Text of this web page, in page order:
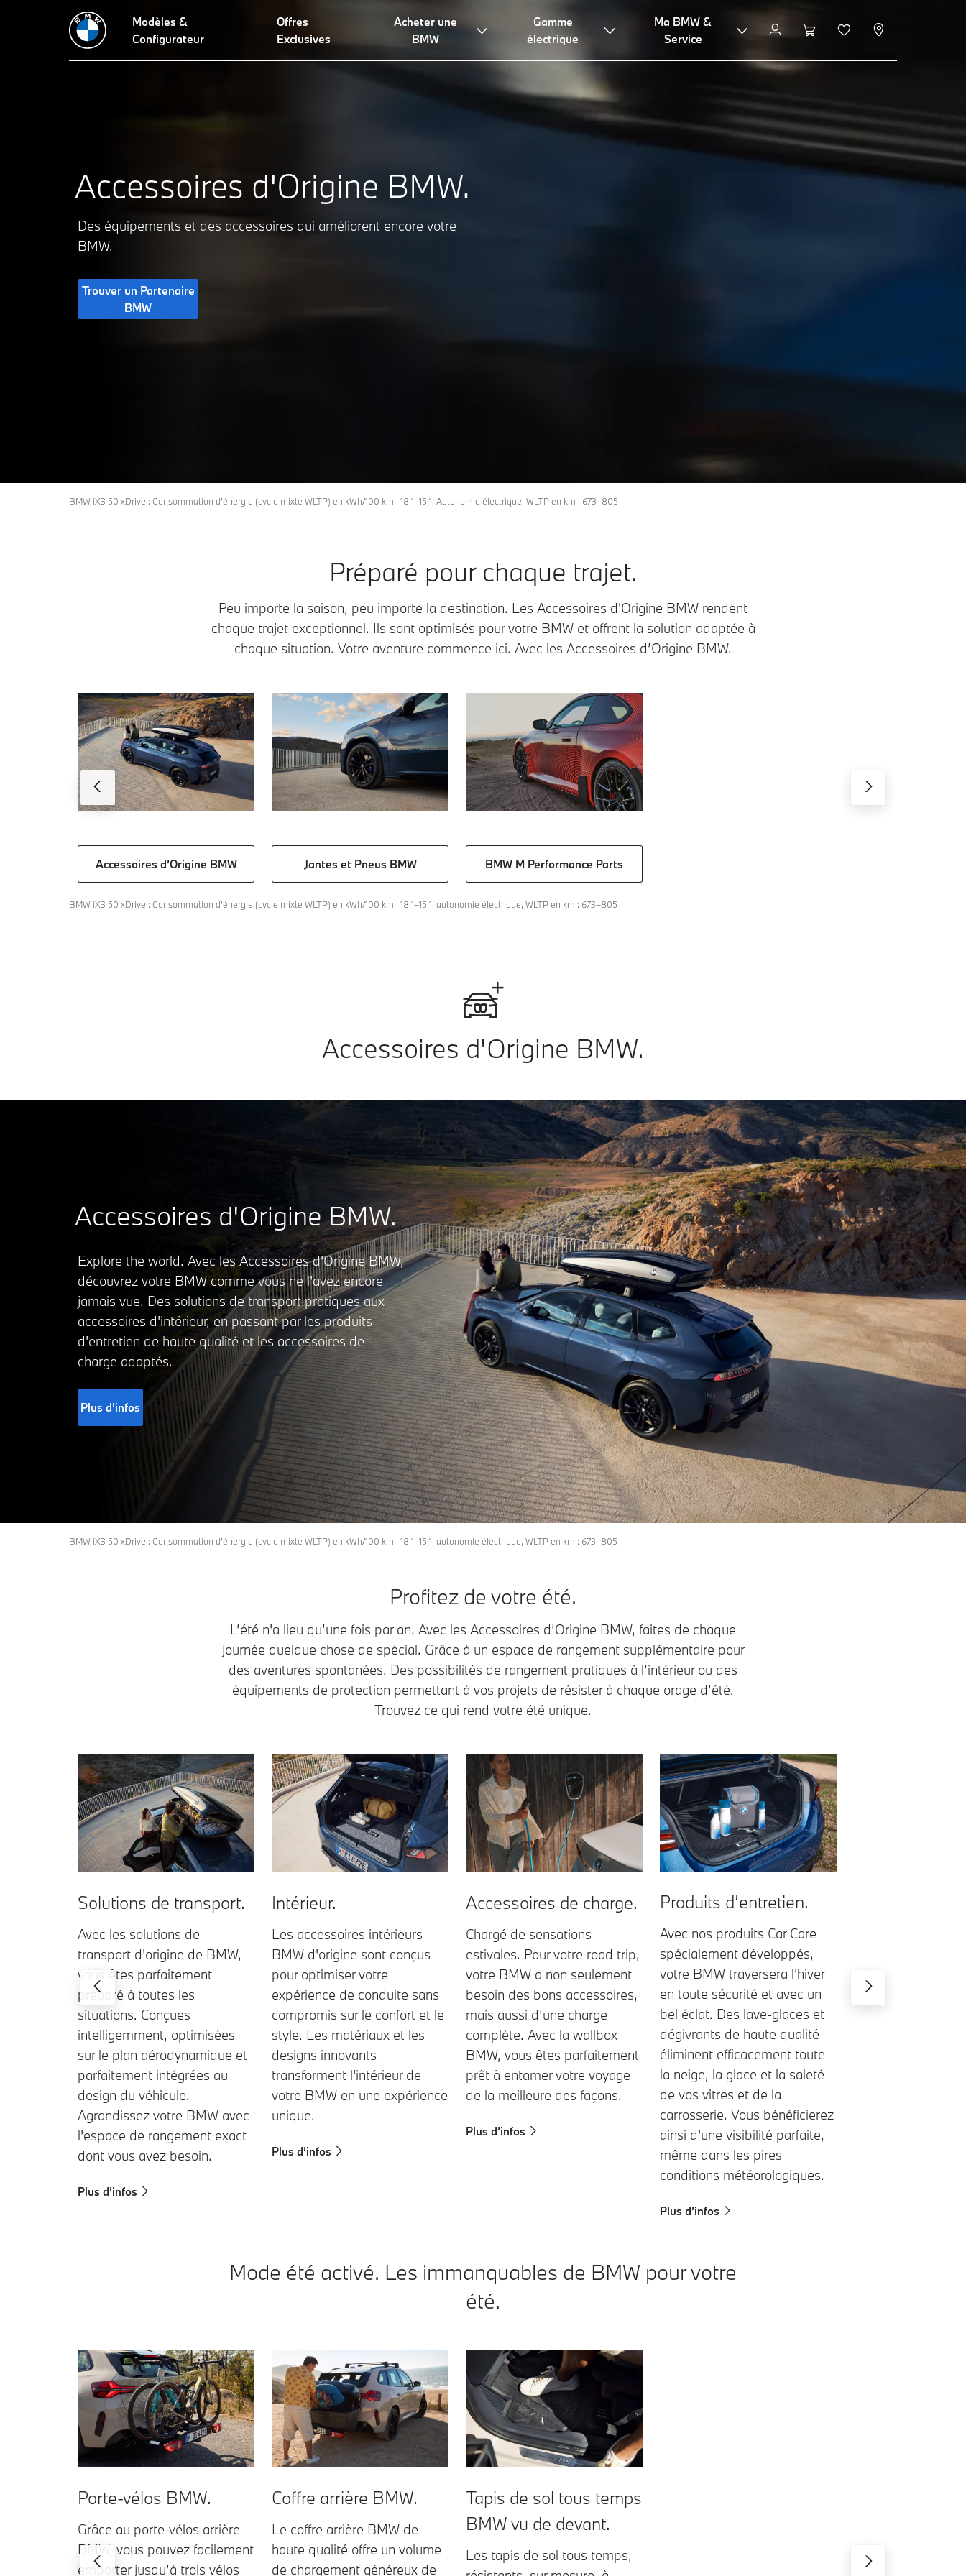
Modèles &
Configurateur
Offres
Exclusives
Acheter une
BMW
Gamme
électrique
Ma BMW &
Service
Accessoires d'Origine BMW.
Des équipements et des accessoires qui améliorent encore votre
BMW.
Trouver un Partenaire
BMW
BMW iX3 50 xDrive : Consommation d’énergie (cycle mixte WLTP) en kWh/100 km : 18,1–15,1; Autonomie électrique, WLTP en km : 673–805
Accessoires d'Origine BMW Jantes et Pneus BMW Accessoires BMW M Performance
Préparé pour chaque trajet.
Peu importe la saison, peu importe la destination. Les Accessoires d'Origine BMW rendent
chaque trajet exceptionnel. Ils sont optimisés pour votre BMW et offrent la solution adaptée à
chaque situation. Votre aventure commence ici. Avec les Accessoires d’Origine BMW.
Accessoires d’Origine BMW Jantes et Pneus BMW BMW M Performance Parts
BMW iX3 50 xDrive : Consommation d’énergie (cycle mixte WLTP) en kWh/100 km : 18,1–15,1; autonomie électrique, WLTP en km : 673–805
Accessoires d'Origine BMW.
Accessoires d'Origine BMW.
Explore the world. Avec les Accessoires d'Origine BMW,
découvrez votre BMW comme vous ne l'avez encore
jamais vue. Des solutions de transport pratiques aux
accessoires d'intérieur, en passant par les produits
d'entretien de haute qualité et les accessoires de
charge adaptés.
Plus d’infos
BMW iX3 50 xDrive : Consommation d’énergie (cycle mixte WLTP) en kWh/100 km : 18,1–15,1; autonomie électrique, WLTP en km : 673–805
Profitez de votre été.
L’été n'a lieu qu’une fois par an. Avec les Accessoires d’Origine BMW, faites de chaque
journée quelque chose de spécial. Grâce à un espace de rangement supplémentaire pour
des aventures spontanées. Des possibilités de rangement pratiques à l’intérieur ou des
équipements de protection permettant à vos projets de résister à chaque orage d’été.
Trouvez ce qui rend votre été unique.
Solutions de transport.
Avec les solutions de
transport d'origine de BMW,
vous êtes parfaitement
préparé à toutes les
situations. Conçues
intelligemment, optimisées
sur le plan aérodynamique et
parfaitement intégrées au
design du véhicule.
Agrandissez votre BMW avec
l'espace de rangement exact
dont vous avez besoin.
Plus d’infos
Intérieur.
Les accessoires intérieurs
BMW d'origine sont conçus
pour optimiser votre
expérience de conduite sans
compromis sur le confort et le
style. Les matériaux et les
designs innovants
transforment l'intérieur de
votre BMW en une expérience
unique.
Plus d’infos
Accessoires de charge.
Chargé de sensations
estivales. Pour votre road trip,
votre BMW a non seulement
besoin des bons accessoires,
mais aussi d’une charge
complète. Avec la wallbox
BMW, vous êtes parfaitement
prêt à entamer votre voyage
de la meilleure des façons.
Plus d’infos
Produits d’entretien.
Avec nos produits Car Care
spécialement développés,
votre BMW traversera l'hiver
en toute sécurité et avec un
bel éclat. Des lave-glaces et
dégivrants de haute qualité
éliminent efficacement toute
la neige, la glace et la saleté
de vos vitres et de la
carrosserie. Vous bénéficierez
ainsi d'une visibilité parfaite,
même dans les pires
conditions météorologiques.
Plus d’infos
Mode été activé. Les immanquables de BMW pour votre
été.
Porte-vélos BMW.
Grâce au porte-vélos arrière
BMW, vous pouvez facilement
emporter jusqu’à trois vélos
Coffre arrière BMW.
Le coffre arrière BMW de
haute qualité offre un volume
de chargement généreux de
Tapis de sol tous temps
BMW vu de devant.
Les tapis de sol tous temps,